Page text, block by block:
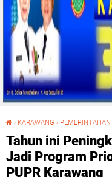
› KARAWANG › PEMERINTAHAN
Tahun ini
Jadi Program
PUPR Karawang